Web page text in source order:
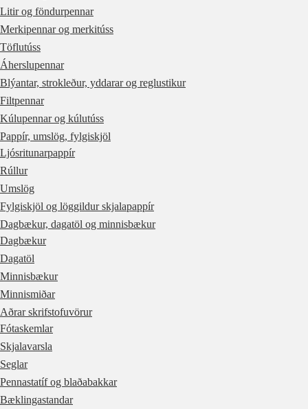
Litir og föndurpennar
Merkipennar og merkitúss
Töflutúss
Áherslupennar
Blýantar, strokleður, yddarar og reglustikur
Filtpennar
Kúlupennar og kúlutúss
Pappír, umslög, fylgiskjöl
Ljósritunarpappír
Rúllur
Umslög
Fylgiskjöl og löggildur skjalapappír
Dagbækur, dagatöl og minnisbækur
Dagbækur
Dagatöl
Minnisbækur
Minnismiðar
Aðrar skrifstofuvörur
Fótaskemlar
Skjalavarsla
Seglar
Pennastatíf og blaðabakkar
Bæklingastandar